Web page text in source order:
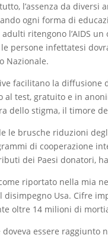
l’assenza da
ogni forma di
adulti ritengono l’AIDS
persone infettatesi
Nazionale.
facilitano la diffusione
al test, gratuito e in
dello stigma, il timore
le brusche riduzioni
di cooperazione
dei Paesi donatori,
riportato nella mia
disimpegno Usa. Cifre
oltre 14 milioni di
essere raggiunto